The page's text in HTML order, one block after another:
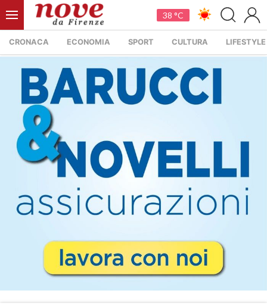
38 °C
CRONACA ECONOMIA SPORT CULTURA LIFESTYLE